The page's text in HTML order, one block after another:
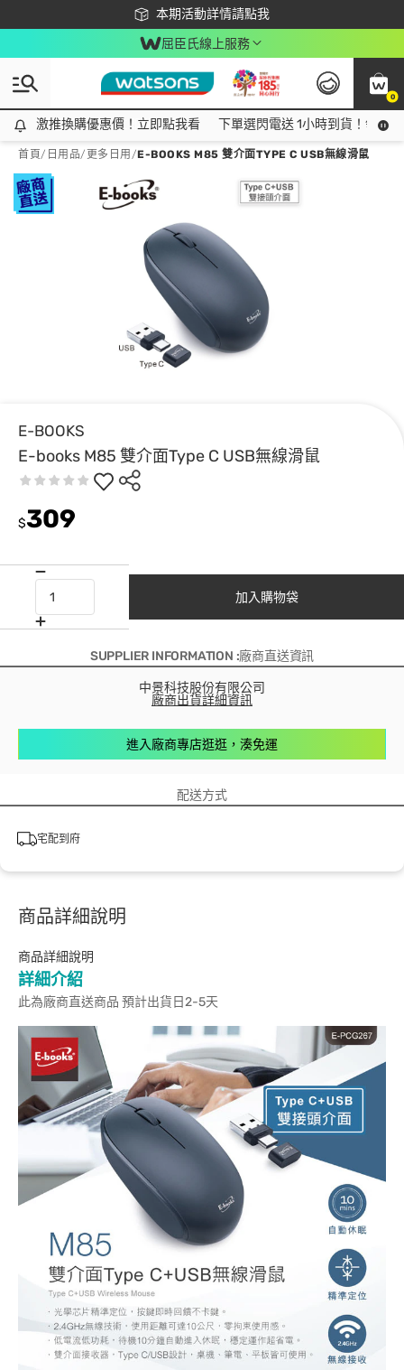
本期活動詳情請點我
下載app最高回饋$350
屈臣氏線上服務
0
激推換購優惠價！立即點我看
激推換購優惠價！立即點我看 下單選閃電送 1小時到貨！領神
首頁/ 日用品/ 更多日用 /E-BOOKS M85 雙介面TYPE C USB無線滑鼠
E-BOOKS
E-books M85 雙介面Type C USB無線滑鼠
$309
加入購物袋
SUPPLIER INFORMATION :廠商直送資訊
中景科技股份有限公司
廠商出貨詳細資訊
進入廠商專店逛逛，湊免運
配送方式
宅配到府
商品詳細說明
商品詳細說明
詳細介紹
此為廠商直送商品 預計出貨日2-5天